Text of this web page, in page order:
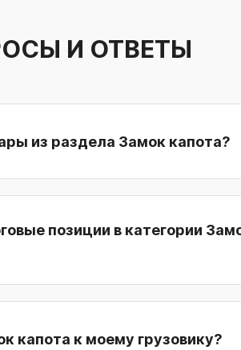
И ОТВЕТЫ
из раздела Замок капота?
позиции в категории
капота к моему грузовику?